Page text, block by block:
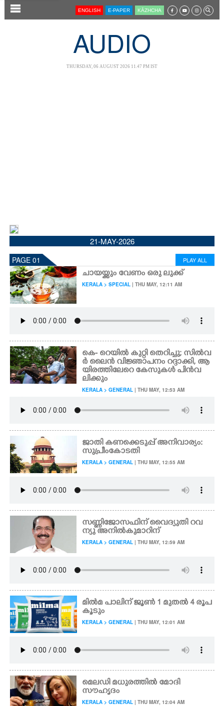
SECTIONS
CINEMA
OPINION
PHOTOS
LIFESTYLE
SPIRITUAL
INFO+
ART
ASTRO
CARTOONS
LITERATURE
CONTACT US
ENGLISH E-PAPER KĀZHCHA
AUDIO
THURSDAY, 06 AUGUST 2026 11.47 PM IST
21-MAY-2026
PAGE 01 PLAY ALL
ചായയ്ക്കും വേണം ഒരു ലുക്ക്
KERALA > SPECIAL | THU MAY, 12:11 AM
കെ- റെയിൽ കുറ്റി തെറിച്ചു; സിൽവ
ർ ലൈൻ വിജ്ഞാപനം റദ്ദാക്കി,​ ആ
യിരത്തിലേറെ കേസുകൾ പിൻവ
ലിക്കും
KERALA > GENERAL | THU MAY, 12:53 AM
ജാതി കണക്കെടുപ്പ് അനിവാര്യം:
സുപ്രീംകോടതി
KERALA > GENERAL | THU MAY, 12:55 AM
സണ്ണിജോസഫിന് വൈദ്യുതി റവ
ന്യു അനിൽകുമാറിന്
KERALA > GENERAL | THU MAY, 12:59 AM
മിൽമ പാലിന് ജൂൺ 1 മുതൽ 4 രൂപ
കൂടും
KERALA > GENERAL | THU MAY, 12:01 AM
മെലഡി മധുരത്തിൽ മോദി
സൗഹൃദം
KERALA > GENERAL | THU MAY, 12:04 AM